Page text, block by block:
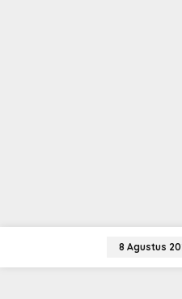
8 Agustus